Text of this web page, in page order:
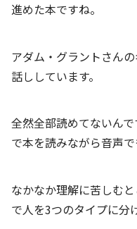
進めた本ですね。
アダム・グラントさん
話ししています。
全然全部読めてないん
で本を読みながら音声
なかなか理解に苦しむ
で人を3つのタイプに分